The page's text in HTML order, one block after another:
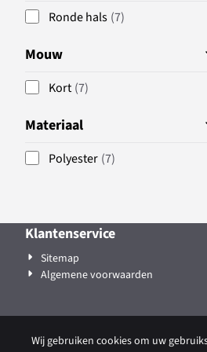
Ronde hals (7)
Mouw
Kort (7)
Materiaal
Polyester (7)
Klantenservice
Sitemap
Algemene voorwaarden
Wij gebruiken cookies om uw